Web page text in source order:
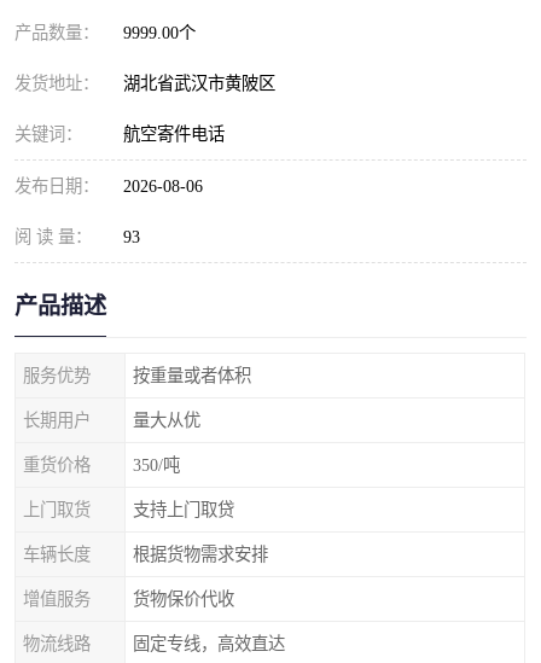
产品数量： 9999.00个
发货地址： 湖北省武汉市黄陂区
关键词： 航空寄件电话
发布日期： 2026-08-06
阅 读 量： 93
产品描述
服务优势 按重量或者体积
长期用户 量大从优
重货价格 350/吨
上门取货 支持上门取贷
车辆长度 根据货物需求安排
增值服务 货物保价代收
物流线路 固定专线，高效直达